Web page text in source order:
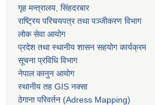
गृह मन्त्रालय, सिंहदरबार
राष्ट्रिय परिचयपत्र तथा पञ्जीकरण विभाग
लोक सेवा आयोग
प्रदेश तथा स्थानीय शासन सहयोग कार्यक्रम
सूचना प्रविधि विभाग
नेपाल कानुन आयोग
स्थानीय तह GIS नक्सा
ठेगाना परिवर्तन (Adress Mapping)